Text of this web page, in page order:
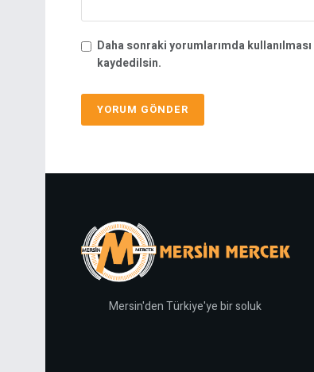
Daha sonraki yorumlarımda
kaydedilsin.
Mersin'den Türkiye'ye bir soluk